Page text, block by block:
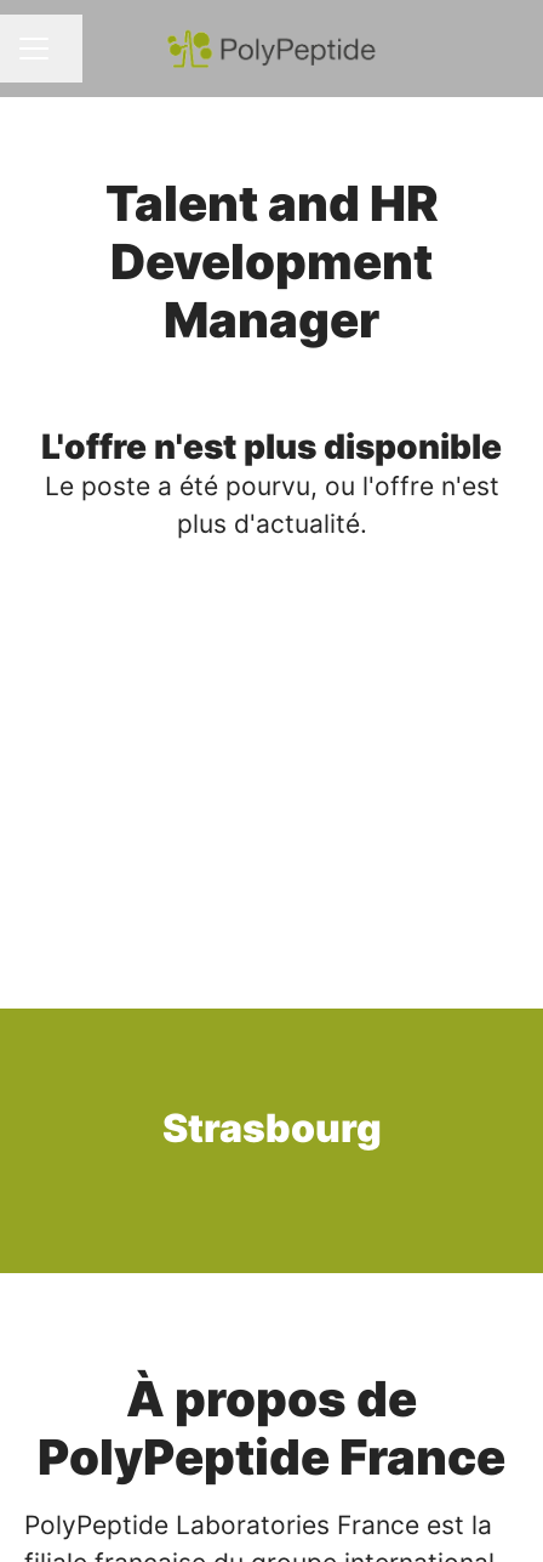
Partager la page
Talent and HR
Development
Manager
L'offre n'est plus disponible
Le poste a été pourvu, ou l'offre n'est
plus d'actualité.
Strasbourg
À propos de
PolyPeptide France
PolyPeptide Laboratories France est la